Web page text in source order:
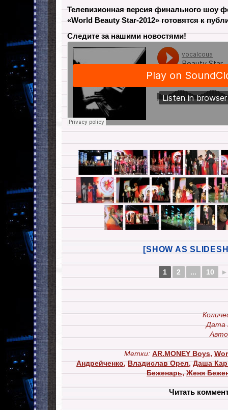
Телевизионная версия финального шоу
«World Beauty Star-2012» готовятся к
Следите за нашими новостями!
[SHOW AS
1 2 ... 10 ►
Дата
Метки: AR.MONEY Boys,
Андрейченко,Владислав Орел,Даша
Беженарь,Женя
Читать